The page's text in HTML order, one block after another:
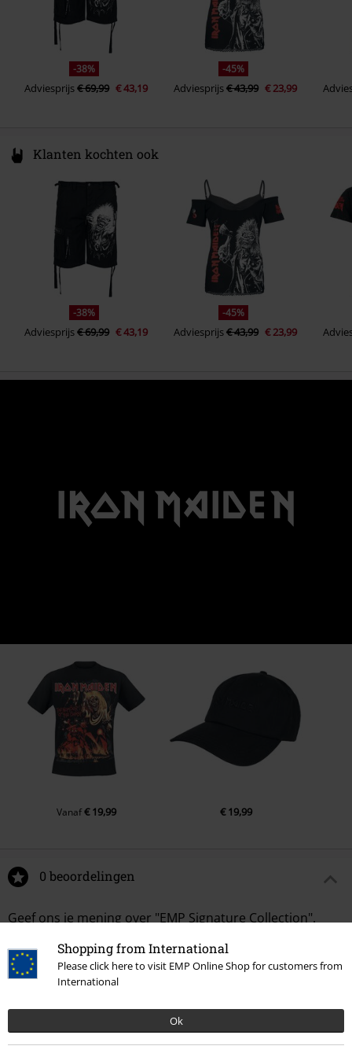
Shopping from International
Please click here to visit EMP Online Shop for customers from
International
Ok
-38%
Adviesprijs€ 69,99 € 43,19
-45%
Adviesprijs€ 43,99 € 23,99
Klanten kochten ook
-38%
Adviesprijs€ 69,99 € 43,19
-45%
Adviesprijs€ 43,99 € 23,99
Vanaf€ 19,99 € 19,99
0 beoordelingen
Geef ons je mening over "EMP Signature Collection".
Schrijf een beoordeling